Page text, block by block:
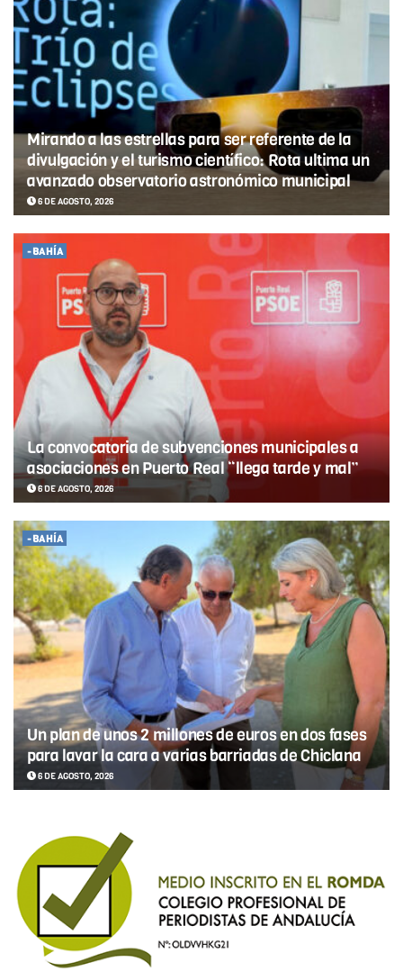
Mirando a las estrellas para ser referente de la
divulgación y el turismo científico: Rota ultima un
avanzado observatorio astronómico municipal
6 DE AGOSTO, 2026
-BAHÍA
La convocatoria de subvenciones municipales a
asociaciones en Puerto Real “llega tarde y mal”
6 DE AGOSTO, 2026
-BAHÍA
Un plan de unos 2 millones de euros en dos fases
para lavar la cara a varias barriadas de Chiclana
6 DE AGOSTO, 2026